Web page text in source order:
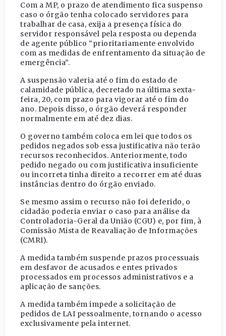
Com a MP, o prazo de atendimento fica suspenso
caso o órgão tenha colocado servidores para
trabalhar de casa, exija a presença física do
servidor responsável pela resposta ou dependa
de agente público “prioritariamente envolvido
com as medidas de enfrentamento da situação de
emergência”.
A suspensão valeria até o fim do estado de
calamidade pública, decretado na última sexta-
feira, 20, com prazo para vigorar até o fim do
ano. Depois disso, o órgão deverá responder
normalmente em até dez dias.
O governo também coloca em lei que todos os
pedidos negados sob essa justificativa não terão
recursos reconhecidos. Anteriormente, todo
pedido negado ou com justificativa insuficiente
ou incorreta tinha direito a recorrer em até duas
instâncias dentro do órgão enviado.
Se mesmo assim o recurso não foi deferido, o
cidadão poderia enviar o caso para análise da
Controladoria-Geral da União (CGU) e, por fim, à
Comissão Mista de Reavaliação de Informações
(CMRI).
A medida também suspende prazos processuais
em desfavor de acusados e entes privados
processados em processos administrativos e a
aplicação de sanções.
A medida também impede a solicitação de
pedidos de LAI pessoalmente, tornando o acesso
exclusivamente pela internet.